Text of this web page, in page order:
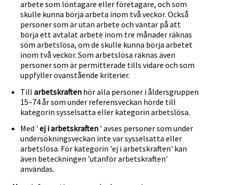
arbete som löntagare eller företagare, och som
skulle kunna börja arbeta inom två veckor. Också
personer som är utan arbete och väntar på att
börja ett avtalat arbete inom tre månader räknas
som arbetslösa, om de skulle kunna börja arbetet
inom två veckor. Som arbetslösa räknas även
personer som är permitterade tills vidare och som
uppfyller ovanstående kriterier.
Till arbetskraften hör alla personer i åldersgruppen
15–74 år som under referensveckan hörde till
kategorin sysselsatta eller kategorin arbetslösa.
Med 'ej i arbetskraften ' avses personer som under
undersökningsveckan inte var sysselsatta eller
arbetslösa. För kategorin 'ej i arbetskraften' kan
även beteckningen 'utanför arbetskraften'
användas.